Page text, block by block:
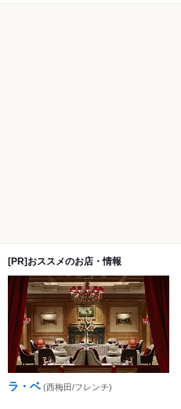
[PR]おススメのお店・情報
ラ・ベ (西梅田/フレンチ)